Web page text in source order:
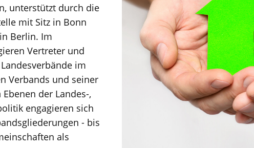
unterstützt durch die
mit Sitz in Bonn
Berlin. Im
Vertreter und
im
Verbands und seiner
der Landes-,
engagieren sich
- bis
als